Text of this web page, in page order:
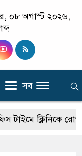
০৮ অগাস্ট ২০২৬,
সব
ক্লিনিকে রোগী